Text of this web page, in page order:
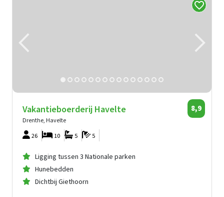
Vakantieboerderij Havelte
Drenthe, Havelte
8,9
26 5
5
10
Ligging tussen 3 Nationale parken
Hunebedden
Dichtbij Giethoorn